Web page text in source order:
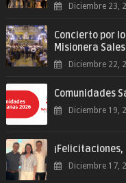
Diciembre 23,
Concierto por
Misionera
Diciembre 22,
Comunidades
Diciembre 19,
Diciembre 17,